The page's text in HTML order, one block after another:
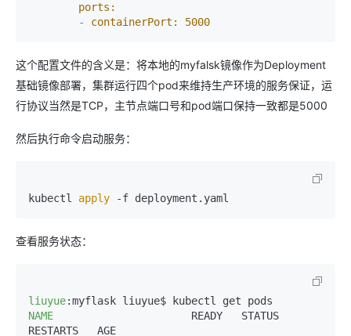
ports:
-
containerPort: 5000
这个配置文件的含义是：将本地的myfalsk镜像作为Deployment
基础镜像部署，集群运行四个pod来维持生产环境的服务保证，运
行协议当然是TCP，主节点端口号和pod端口保持一致都是5000
然后执行命令启动服务：
kubectl apply -f deployment.yaml
查看服务状态：
liuyue
NAME
                      READY   STATUS